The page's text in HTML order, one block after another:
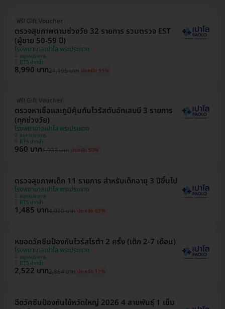
ฟรี! Gift Voucher
ตรวจสุขภาพตามช่วงวัย 32 รายการ รวมตรวจ EST
(ผู้ชาย 50-59 ปี)
โรงพยาบาลเปาโล พระประแดง
สมุทรปราการ
BTS ปากน้ำ
8,990 บาท21,195 บาท ประหยัด 55%
ฟรี! Gift Voucher
ตรวจหาเชื้อและภูมิคุ้มกันไวรัสตับอักเสบบี 3 รายการ
(ทุกช่วงวัย)
โรงพยาบาลเปาโล พระประแดง
สมุทรปราการ
BTS ปากน้ำ
960 บาท1,933 บาท ประหยัด 50%
ตรวจสุขภาพเด็ก 11 รายการ สำหรับเด็กอายุ 3 ปีขึ้นไป
โรงพยาบาลเปาโล พระประแดง
สมุทรปราการ
BTS ปากน้ำ
1,485 บาท4,030 บาท ประหยัด 63%
หยอดวัคซีนป้องกันไวรัสโรต้า 2 ครั้ง (เด็ก 2-7 เดือน)
โรงพยาบาลเปาโล พระประแดง
สมุทรปราการ
BTS ปากน้ำ
2,522 บาท2,864 บาท ประหยัด 12%
ฉีดวัคซีนป้องกันไข้หวัดใหญ่ 2026 4 สายพันธุ์ 1 เข็ม